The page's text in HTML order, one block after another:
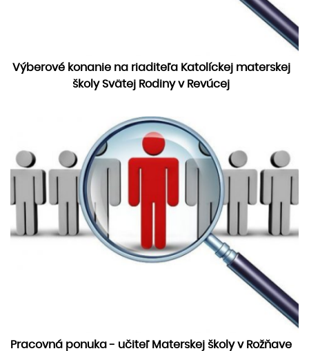
Výberové konanie na riaditeľa Katolíckej materskej
školy Svätej Rodiny v Revúcej
Pracovná ponuka - učiteľ Materskej školy v Rožňave